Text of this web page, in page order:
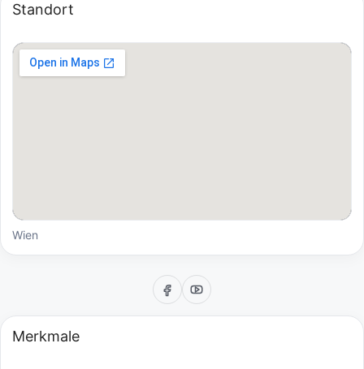
Standort
Wien
Merkmale